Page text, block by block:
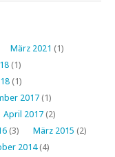
März 2021 (1)
(1)
(1)
2017 (1)
April 2017 (2)
(3) März 2015 (2)
2014(4)